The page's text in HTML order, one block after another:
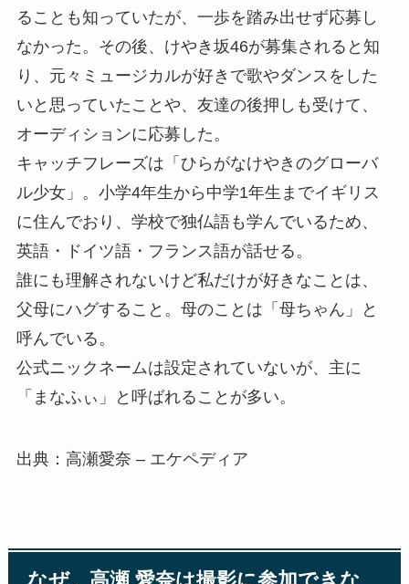
ることも知っていたが、一歩を踏み出せず応募し
なかった。その後、けやき坂46が募集されると知
り、元々ミュージカルが好きで歌やダンスをした
いと思っていたことや、友達の後押しも受けて、
オーディションに応募した。
キャッチフレーズは「ひらがなけやきのグローバ
ル少女」。小学4年生から中学1年生までイギリス
に住んでおり、学校で独仏語も学んでいるため、
英語・ドイツ語・フランス語が話せる。
誰にも理解されないけど私だけが好きなことは、
父母にハグすること。母のことは「母ちゃん」と
呼んでいる。
公式ニックネームは設定されていないが、主に
「まなふぃ」と呼ばれることが多い。
出典：高瀬愛奈 – エケペディア